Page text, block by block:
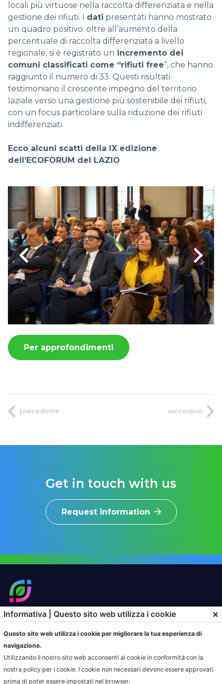
locali più virtuose nella raccolta differenziata e nella
gestione dei rifiuti. I dati presentati hanno mostrato
un quadro positivo: oltre all’aumento della
percentuale di raccolta differenziata a livello
regionale, si è registrato un incremento dei
comuni classificati come “rifiuti free“, che hanno
raggiunto il numero di 33. Questi risultati
testimoniano il crescente impegno del territorio
laziale verso una gestione più sostenibile dei rifiuti,
con un focus particolare sulla riduzione dei rifiuti
indifferenziati.
Ecco alcuni scatti della IX edizione
dell’ECOFORUM del LAZIO
Per approfondimenti
precedente successivo
Get in touch with us
Request information
SOLUZIONI
HOME
SOLUZIONI DI CONFERIMENTO
GESTIONE SERVIZIO DI
RACCOLTA
PRODOTTI
HOME
HOME
Informativa | Questo sito web utilizza i cookie ×
Questo sito web utilizza i cookie per migliorare la tua esperienza di
navigazione.
Utilizzando il nostro sito web acconsenti ai cookie in conformità con la
nostra policy per i cookie. I cookie non necessari devono essere approvati
prima di poter essere impostati nel browser.